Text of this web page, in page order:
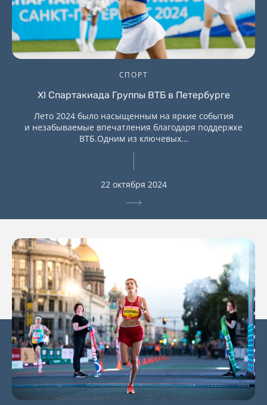
СПОРТ
XI Спартакиада Группы ВТБ в Петербурге
Лето 2024 было насыщенным на яркие события
и незабываемые впечатления благодаря поддержке
ВТБ.Одним из ключевых...
22 октября 2024